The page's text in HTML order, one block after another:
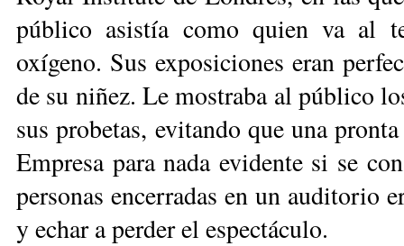
público asistía como quien va al
oxígeno. Sus exposiciones eran
de su niñez. Le mostraba al público
sus probetas, evitando que una
Empresa para nada evidente si se
personas encerradas en un auditorio
y echar a perder el espectáculo.